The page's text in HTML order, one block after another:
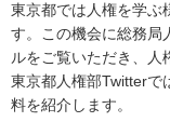
東京都では人権を学ぶ
す。この機会に総務局
ルをご覧いただき、人
東京都人権部Twitterで
料を紹介します。